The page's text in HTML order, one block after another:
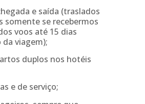
e saída (traslados
somente se recebermos
voos até 15 dias
viagem);
duplos nos hotéis
e de serviço;